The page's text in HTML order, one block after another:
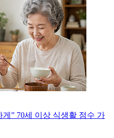
” 70세 이상 식생활 점수 가